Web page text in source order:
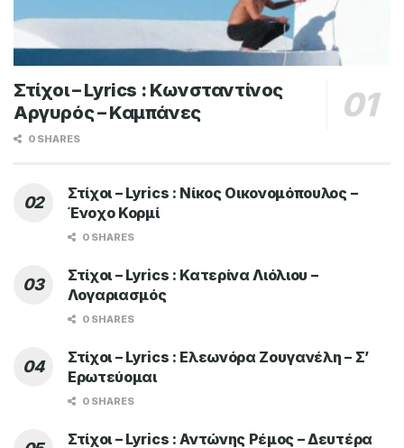
Στίχοι – Lyrics : Κωνσταντίνος
Αργυρός – Καμπάνες
0 SHARES
Στίχοι – Lyrics : Νίκος Οικονομόπουλος –
Ένοχο Κορμί
0 SHARES
Στίχοι – Lyrics : Κατερίνα Λιόλιου –
Λογαριασμός
0 SHARES
Στίχοι – Lyrics : Ελεωνόρα Ζουγανέλη – Σ’
Ερωτεύομαι
0 SHARES
Στίχοι – Lyrics : Αντώνης Ρέμος – Δευτέρα